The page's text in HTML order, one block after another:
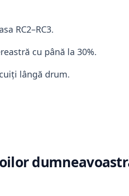
RC2–RC3.
cu până la 30%.
lângă drum.